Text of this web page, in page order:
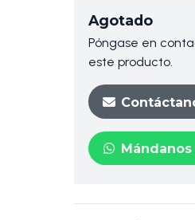
Agotado
Póngase en
este producto.